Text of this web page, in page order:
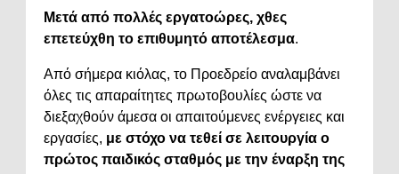
Μετά από πολλές εργατοώρες, χθες
επετεύχθη το επιθυμητό αποτέλεσμα.
Από σήμερα κιόλας, το Προεδρείο αναλαμβάνει
όλες τις απαραίτητες πρωτοβουλίες ώστε να
διεξαχθούν άμεσα οι απαιτούμενες ενέργειες και
εργασίες, με στόχο να τεθεί σε λειτουργία ο
πρώτος παιδικός σταθμός με την έναρξη της